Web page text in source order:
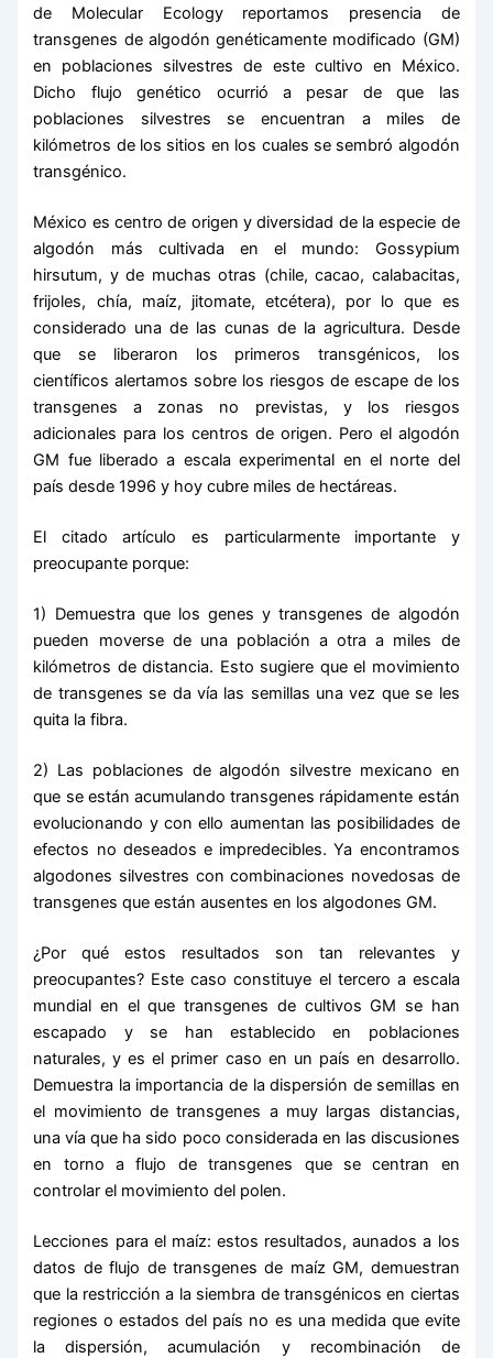
de Molecular Ecology reportamos presencia de
transgenes de algodón genéticamente modificado (GM)
en poblaciones silvestres de este cultivo en México.
Dicho flujo genético ocurrió a pesar de que las
poblaciones silvestres se encuentran a miles de
kilómetros de los sitios en los cuales se sembró algodón
transgénico.
México es centro de origen y diversidad de la especie de
algodón más cultivada en el mundo: Gossypium
hirsutum, y de muchas otras (chile, cacao, calabacitas,
frijoles, chía, maíz, jitomate, etcétera), por lo que es
considerado una de las cunas de la agricultura. Desde
que se liberaron los primeros transgénicos, los
científicos alertamos sobre los riesgos de escape de los
transgenes a zonas no previstas, y los riesgos
adicionales para los centros de origen. Pero el algodón
GM fue liberado a escala experimental en el norte del
país desde 1996 y hoy cubre miles de hectáreas.
El citado artículo es particularmente importante y
preocupante porque:
1) Demuestra que los genes y transgenes de algodón
pueden moverse de una población a otra a miles de
kilómetros de distancia. Esto sugiere que el movimiento
de transgenes se da vía las semillas una vez que se les
quita la fibra.
2) Las poblaciones de algodón silvestre mexicano en
que se están acumulando transgenes rápidamente están
evolucionando y con ello aumentan las posibilidades de
efectos no deseados e impredecibles. Ya encontramos
algodones silvestres con combinaciones novedosas de
transgenes que están ausentes en los algodones GM.
¿Por qué estos resultados son tan relevantes y
preocupantes? Este caso constituye el tercero a escala
mundial en el que transgenes de cultivos GM se han
escapado y se han establecido en poblaciones
naturales, y es el primer caso en un país en desarrollo.
Demuestra la importancia de la dispersión de semillas en
el movimiento de transgenes a muy largas distancias,
una vía que ha sido poco considerada en las discusiones
en torno a flujo de transgenes que se centran en
controlar el movimiento del polen.
Lecciones para el maíz: estos resultados, aunados a los
datos de flujo de transgenes de maíz GM, demuestran
que la restricción a la siembra de transgénicos en ciertas
regiones o estados del país no es una medida que evite
la dispersión, acumulación y recombinación de